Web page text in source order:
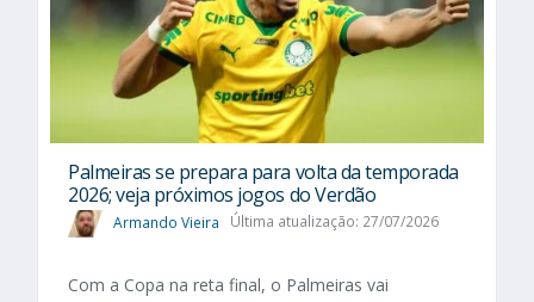
Palmeiras se prepara para volta da temporada
2026; veja próximos jogos do Verdão
Armando Vieira Última atualização: 27/07/2026
Com a Copa na reta final, o Palmeiras vai